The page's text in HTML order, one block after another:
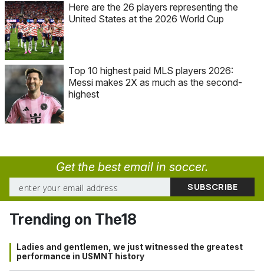
Here are the 26 players representing the
United States at the 2026 World Cup
Top 10 highest paid MLS players 2026:
Messi makes 2X as much as the second-
highest
Get the best email in soccer.
Trending on The18
Ladies and gentlemen, we just witnessed the greatest
performance in USMNT history